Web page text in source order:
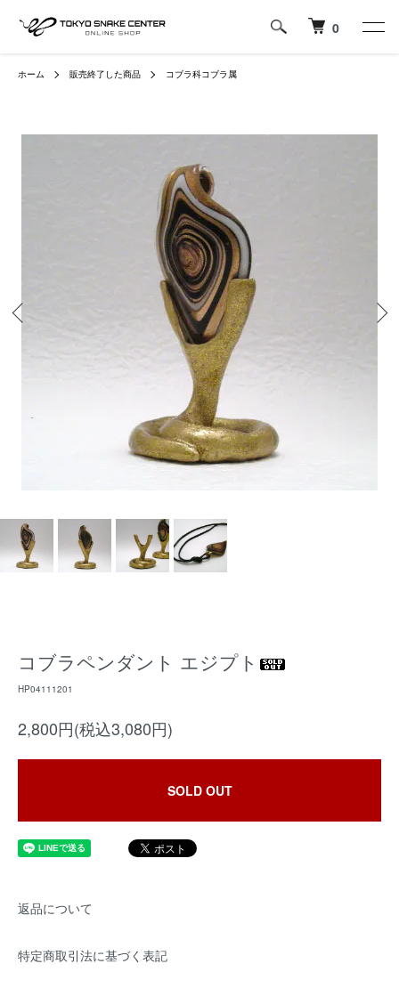
0
ホーム 販売終了した商品 コブラ科コブラ属
コブラペンダント エジプト
HP04111201
2,800円(税込3,080円)
SOLD OUT
返品について
特定商取引法に基づく表記